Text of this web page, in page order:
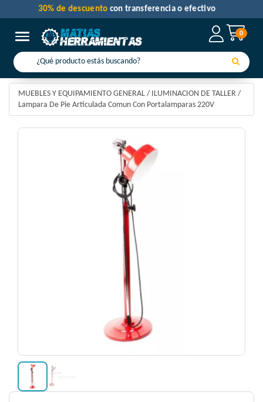
0
Toggle navigation
30% de descuentocon transferencia o efectivo
MUEBLES Y EQUIPAMIENTO GENERAL / ILUMINACION DE TALLER /
Lampara De Pie Articulada Comun Con Portalamparas 220V